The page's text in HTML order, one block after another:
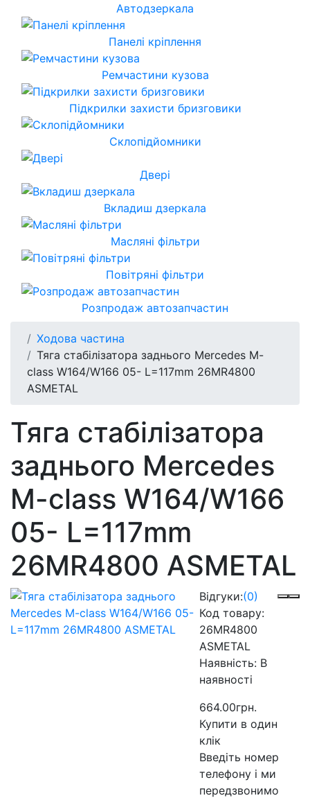
Автодзеркала
Панелі кріплення
Ремчастини кузова
Підкрилки захисти бризговики
Склопідйомники
Двері
Вкладиш дзеркала
Масляні фільтри
Повітряні фільтри
Розпродаж автозапчастин
Ходова частина
Тяга стабілізатора заднього Mercedes M-
class W164/W166 05- L=117mm 26MR4800
ASMETAL
Тяга стабілізатора
заднього Mercedes
M-class W164/W166
05- L=117mm
26MR4800 ASMETAL
Відгуки:(0)
Код товару:
26MR4800
ASMETAL
Наявність: В
наявності
664.00грн.
Купити в один
клік
Введіть номер
телефону і ми
передзвонимо